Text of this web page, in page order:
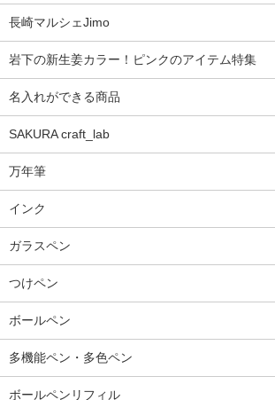
長崎マルシェJimo
岩下の新生姜カラー！ピンクのアイテム特集
名入れができる商品
SAKURA craft_lab
万年筆
インク
ガラスペン
つけペン
ボールペン
多機能ペン・多色ペン
ボールペンリフィル